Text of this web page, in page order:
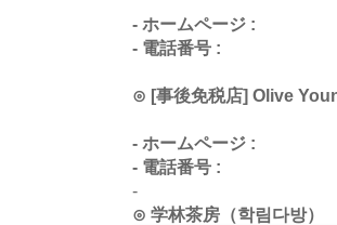
- ホームページ :
- 電話番号 :
⊙ [事後免税店] Olive
- ホームページ :
- 電話番号 :
-
⊙ 学林茶房（학림다방）